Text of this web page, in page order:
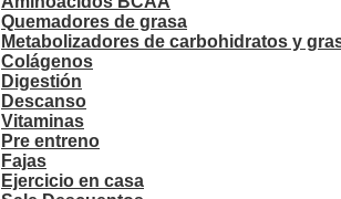
Quemadores de grasa
Metabolizadores de carbohidratos y
Colágenos
Digestión
Descanso
Vitaminas
Pre entreno
Fajas
Ejercicio en casa